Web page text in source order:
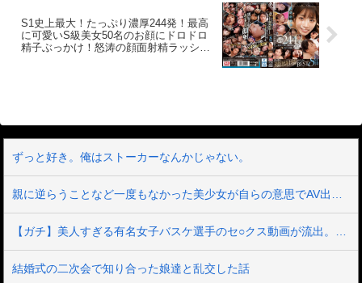
ラ奉仕をする姿や、妻の前で肛門を犯●れ
る姿は、何時でも客をとれる男娼のよう
でした。この動画はそんなMM夫婦の調教
記録です。■同時にめぐみさんが山本氏か
らネチネチと責められる調教初期の動画
バイの男タクヤに奉仕する夫婦、中出し
された妻の性器から精子を啜る夫、亜弓
嬢と妻めぐみさんの二人から甘サド焦ら
し寸止めフェラ地獄を受ける夫、まため
ぐみさんの初期NTR調教として、恥辱の
破廉恥ハイレグ絶頂責め、フェラ奉仕の
自ら撮影したプレイ投稿映像です。いわ
録です。
ントリー登録などキャンペーンの詳細
は、特設ページでご確認ください。【注
意事項】・プレゼントを受け取るにはキ
ャンペーン期間中に特設ページでエント
リーが必要です。・キャンペーン期間
中、第○弾ごとに対象商品は入れ替わりま
S1史上最大！たっぷり濃厚244発！最高
に可愛いS級美女50名のお顔にドロドロ
精子ぶっかけ！怒涛の顔面射精ラッシュ
ずっと好き。俺はストーカーなんかじゃない。
結婚式の二次会で知り合った娘達と乱交した話